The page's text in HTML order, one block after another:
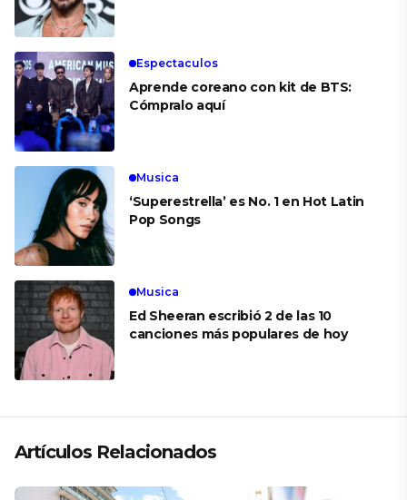
Espectaculos
Aprende coreano con kit de BTS:
Cómpralo aquí
Musica
‘Superestrella’ es No. 1 en Hot Latin
Pop Songs
Musica
Ed Sheeran escribió 2 de las 10
canciones más populares de hoy
Artículos Relacionados